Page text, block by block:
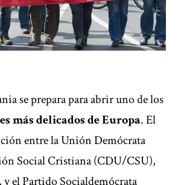
se prepara para abrir uno de los
más delicados de Europa. El
entre la Unión Demócrata
Social Cristiana (CDU/CSU),
y el Partido Socialdemócrata